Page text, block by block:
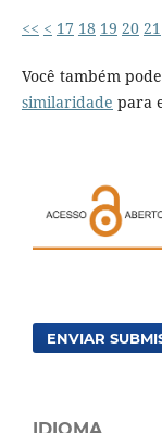
<< < 17 18 19 20 21
Você também pode
similaridade para
ENVIAR
IDIOMA